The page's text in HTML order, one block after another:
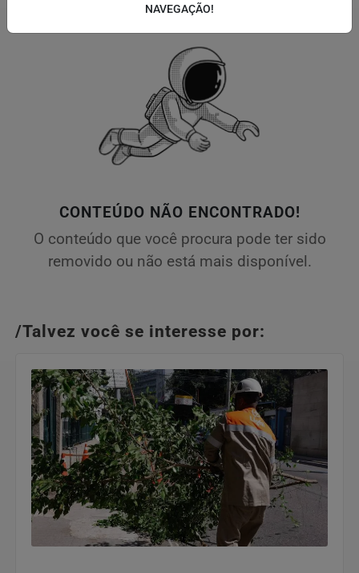
CONTEÚDO NÃO ENCONTRADO!
O conteúdo que você procura pode ter sido
removido ou não está mais disponível.
/Talvez você se interesse por:
NAVEGAÇÃO!